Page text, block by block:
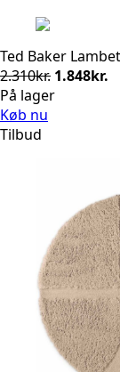
Ted Baker
2.310kr. Den
oprindelige
1.848kr.
På lager
Køb nu
Tilbud